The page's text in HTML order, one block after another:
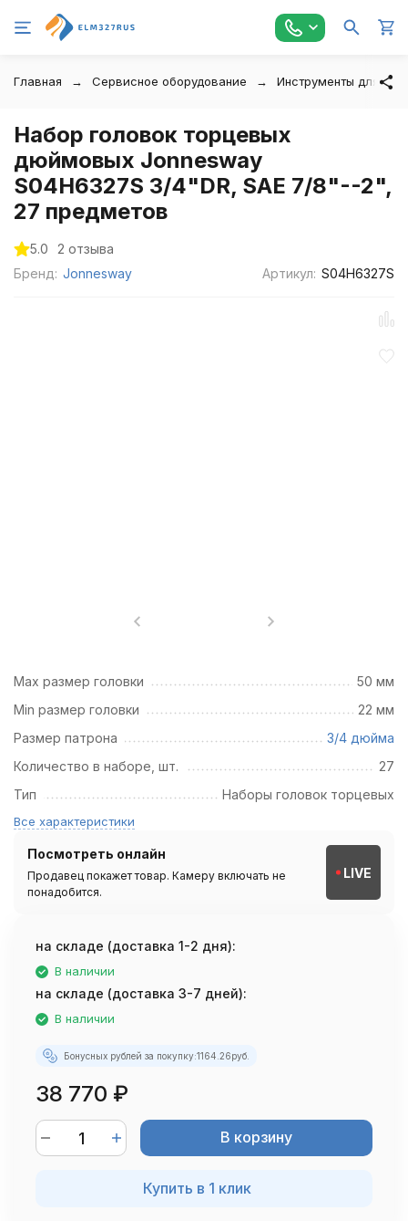
Главная Сервисное оборудование Инструменты для
Набор головок торцевых
дюймовых Jonnesway
S04H6327S 3/4"DR, SAE 7/8"--2",
27 предметов
5.0
2 отзыва
Бренд: Jonnesway Артикул: S04H6327S
Max размер головки
50 мм
Min размер головки
22 мм
Размер патрона
3/4 дюйма
Количество в наборе, шт.
27
Тип
Наборы головок торцевых
Все характеристики
Посмотреть онлайн
Продавец покажет товар. Камеру включать не
понадобится.
LIVE
на складе (доставка 1-2 дня):
В наличии
на складе (доставка 3-7 дней):
В наличии
Бонусных рублей за покупку:1164.26руб.
38 770 ₽
В корзину
Купить в 1 клик